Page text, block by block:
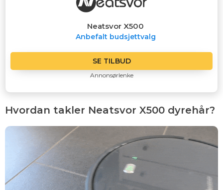
Neatsvor X500
Anbefalt budsjettvalg
SE TILBUD
Annonsørlenke
Hvordan takler Neatsvor X500 dyrehår?